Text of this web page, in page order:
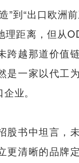
”到“出口欧洲
理距离，但从
跨越那道价值
是一家以代工
业。
股书中坦言，
更清晰的品牌